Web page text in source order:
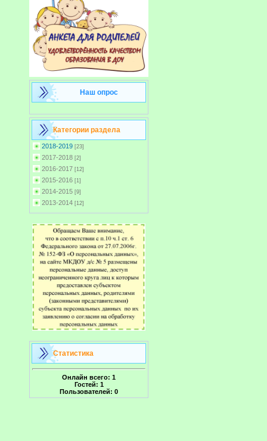
Наш опрос
Категории раздела
2018-2019 [23]
2017-2018 [2]
2016-2017 [12]
2015-2016 [1]
2014-2015 [9]
2013-2014 [12]
Статистика
Онлайн всего: 1
Гостей: 1
Пользователей: 0